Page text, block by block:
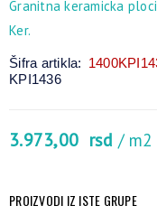
Granitna keramicka
Ker.
Šifra artikla:
KPI1436
3.973,00 rsd / m2
PROIZVODI IZ ISTE GRUPE